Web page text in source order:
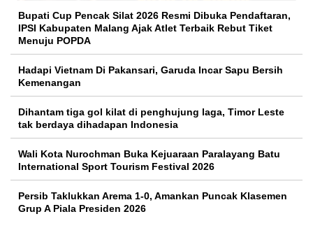
Bupati Cup Pencak Silat 2026 Resmi Dibuka Pendaftaran,
IPSI Kabupaten Malang Ajak Atlet Terbaik Rebut Tiket
Menuju POPDA
Hadapi Vietnam Di Pakansari, Garuda Incar Sapu Bersih
Kemenangan
Dihantam tiga gol kilat di penghujung laga, Timor Leste
tak berdaya dihadapan Indonesia
Wali Kota Nurochman Buka Kejuaraan Paralayang Batu
International Sport Tourism Festival 2026
Persib Taklukkan Arema 1-0, Amankan Puncak Klasemen
Grup A Piala Presiden 2026